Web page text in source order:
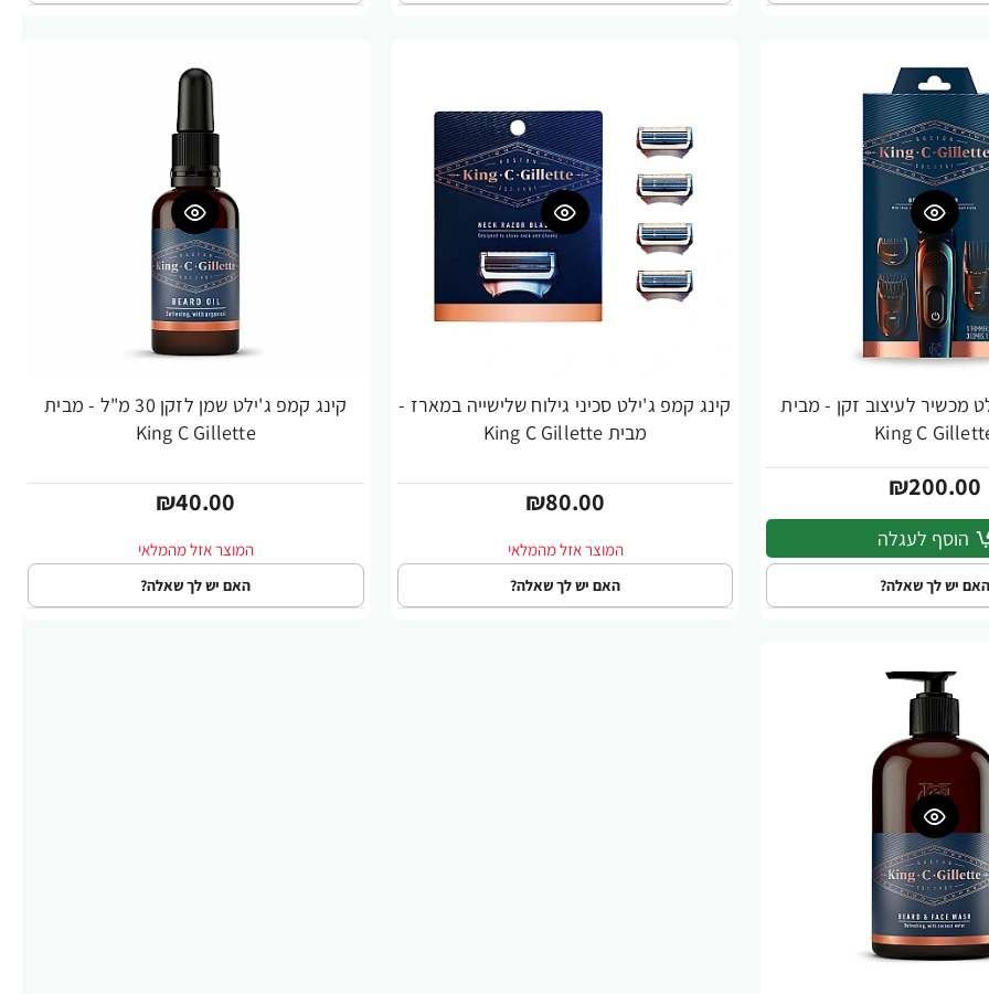
מכשיר לעיצוב זקן - מבית
King C
₪200.00
הוסף לעגלה
האם יש לך שאלה?
קינג קמפ ג'ילט סכיני גילוח שלישייה במארז -
מבית King C Gillette
₪80.00
האם יש לך שאלה?
קינג קמפ ג'ילט שמן לזקן 30 מ"ל - מבית
King C Gillette
₪40.00
האם יש לך שאלה?